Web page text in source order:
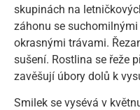
skupinách na
záhonu se
okrasnými trávami.
sušení. Rostlina se řeže
zavěšují úbory dolů k
Smilek se vysévá v